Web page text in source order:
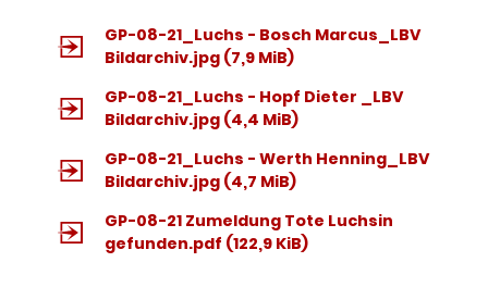
GP-08-21_Luchs - Bosch Marcus_LBV
Bildarchiv.jpg (7,9 MiB)
GP-08-21_Luchs - Hopf Dieter _LBV
Bildarchiv.jpg (4,4 MiB)
GP-08-21_Luchs - Werth Henning_LBV
Bildarchiv.jpg (4,7 MiB)
GP-08-21 Zumeldung Tote Luchsin
gefunden.pdf (122,9 KiB)